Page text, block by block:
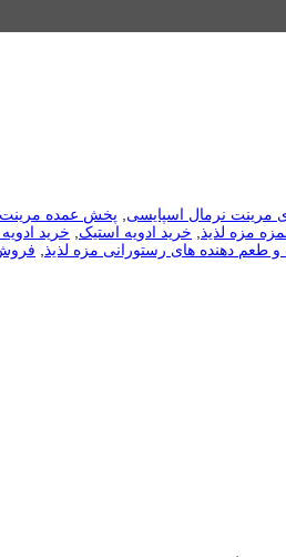
مرینت نرمال اسپایسی, پخش عمده مرینت
مزه لذیذ, خرید ادویه استیک, خرید
طعم دهنده های رستورانی مزه لذیذ,